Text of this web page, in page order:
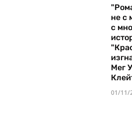
не с
с
Мег
01/11/